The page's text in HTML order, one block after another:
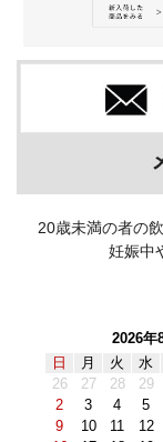
20歳未満の者の
妊娠中
2026年
日
月 火 水
26
27 28 29
2
3 4 5
9
10 11 12